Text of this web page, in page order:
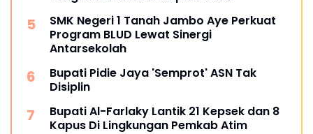
SMK Negeri 1 Tanah Jambo Aye Perkuat
Program BLUD Lewat Sinergi
Antarsekolah
Bupati Pidie Jaya 'Semprot' ASN Tak
Disiplin
Bupati Al-Farlaky Lantik 21 Kepsek dan 8
Kapus Di Lingkungan Pemkab Atim